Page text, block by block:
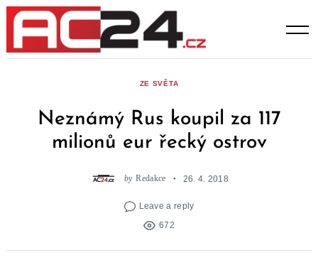
Skip
content
ZE SVĚTA
Neznámý Rus koupil za 117
milionů eur řecký ostrov
by Redakce 26. 4. 2018
Leave a reply
672